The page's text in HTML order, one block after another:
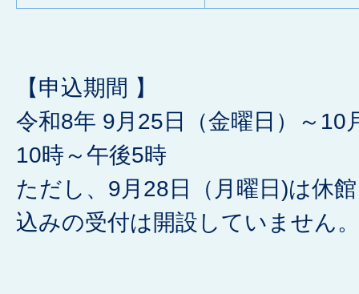
【申込期間 】
令和8年 9月25日（金曜日）～10
10時～午後5時
ただし、9月28日（月曜日)は休
込みの受付は開設していません。